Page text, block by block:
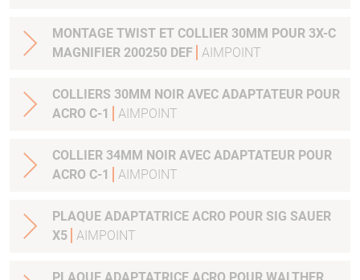
MONTAGE TWIST ET COLLIER 30MM POUR 3X-C
MAGNIFIER 200250 DEF AIMPOINT
COLLIERS 30MM NOIR AVEC ADAPTATEUR POUR
ACRO C-1
AIMPOINT
COLLIER 34MM NOIR AVEC ADAPTATEUR POUR
ACRO C-1
AIMPOINT
PLAQUE ADAPTATRICE ACRO POUR SIG SAUER
X5 AIMPOINT